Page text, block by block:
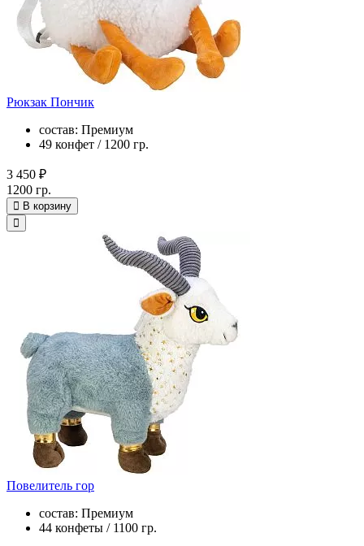
Рюкзак Пончик
состав: Премиум
49 конфет / 1200 гр.
3 450 ₽
1200 гр.
В корзину
Повелитель гор
состав: Премиум
44 конфеты / 1100 гр.